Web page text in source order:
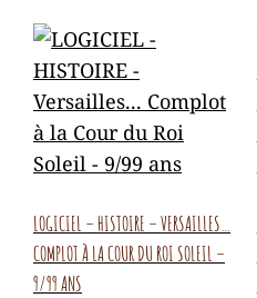
LOGICIEL – HISTOIRE – VERSAILLES…
COMPLOT À LA COUR DU ROI SOLEIL –
9/99 ANS